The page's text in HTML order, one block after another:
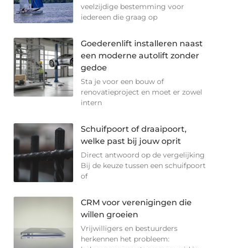
veelzijdige bestemming voor
iedereen die graag op
Goederenlift installeren naast
een moderne autolift zonder
gedoe
Sta je voor een bouw of
renovatieproject en moet er zowel
intern
Schuifpoort of draaipoort,
welke past bij jouw oprit
Direct antwoord op de vergelijking
Bij de keuze tussen een schuifpoort
of
CRM voor verenigingen die
willen groeien
Vrijwilligers en bestuurders
herkennen het probleem: